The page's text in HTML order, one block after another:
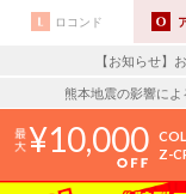
ロコンド
【お知らせ】
熊本地震の影響によ
10,000
Z-